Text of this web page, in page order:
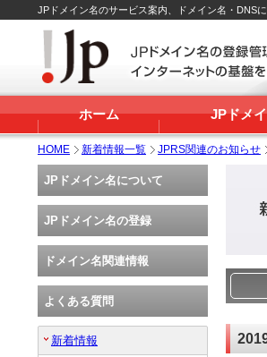
JPドメイン名のサービス案内、ドメイン名・DNS
ホーム JPドメ
HOME 新着情報一覧 JPRS関連のお知らせ
JPドメイン名について
JPドメイン名の登録
ドメイン名関連情報
よくある質問
新着情報